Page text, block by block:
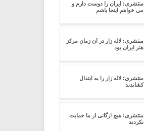
منتشری: ایران را دوست دارم و
می خواهم اینجا باشم
منتشری: لاله زار در آن زمان مرکز
هنر ایران بود
منتشری: لاله زار را به ابتذال
کشاندند
منتشری: هیچ ارگانی از ما حمایت
نکردند